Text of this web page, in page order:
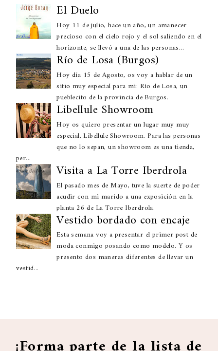
El Duelo
Hoy 11 de julio, hace un año, un amanecer
precioso con el cielo rojo y el sol saliendo en el
horizonte, se llevó a una de las personas...
Río de Losa (Burgos)
Hoy día 15 de Agosto, os voy a hablar de un
sitio muy especial para mi: Río de Losa, un
pueblecito de la provincia de Burgos.
Libellule Showroom
Hoy os quiero presentar un lugar muy muy
especial, Libellule Showroom. Para las personas
que no lo sepan, un showroom es una tienda,
per...
Visita a La Torre Iberdrola
El pasado mes de Mayo, tuve la suerte de poder
acudir con mi marido a una exposición en la
planta 26 de La Torre Iberdrola.
Vestido bordado con encaje
Esta semana voy a presentar el primer post de
moda conmigo posando como modelo. Y os
presento dos maneras diferentes de llevar un
vestid...